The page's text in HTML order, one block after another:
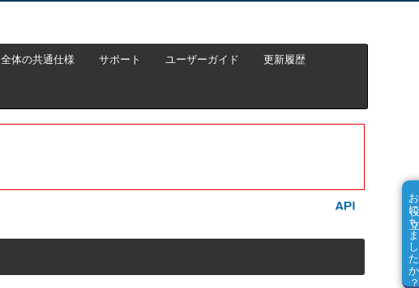
全体の共通仕様 サポート ユーザーガイド 更新履歴
お役に立